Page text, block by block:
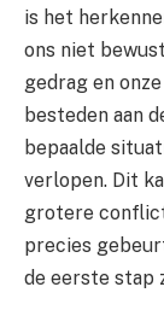
is het
ons niet
gedrag en
besteden aan
bepaalde
verlopen. Dit
grotere
precies
de eerste stap